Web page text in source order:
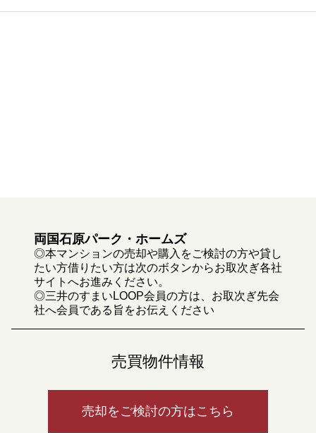
両国石原パーク・ホームズ
◎本マンションの売却や購入をご検討の方や貸し
たい方借りたい方は次のボタンからお取次ぎ各社
サイトへお進みください。
◎三井のすまいLOOP会員の方は、お取次ぎ先会
社へ会員である旨をお伝えください
売買物件情報
売却をご検討の方はこちら